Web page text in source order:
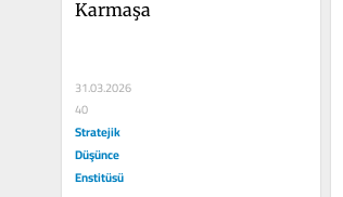
Karmaşa
31.03.2026
40
Stratejik
Düşünce
Enstitüsü